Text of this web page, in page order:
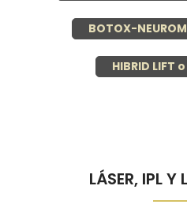
BOTOX-
HIBRID LIFT
LÁSER, IPL Y